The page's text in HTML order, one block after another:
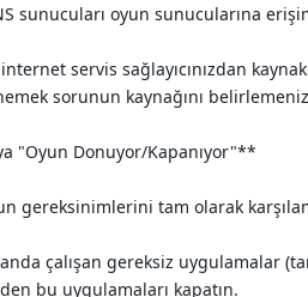
oyun sunucularına
servis sağlayıcınızdan
sorunun kaynağını
"Oyun Donuyor/Kapanıyor"**
gereksinimlerini tam olarak
çalışan gereksiz uygulamalar
bu uygulamaları kapatın.